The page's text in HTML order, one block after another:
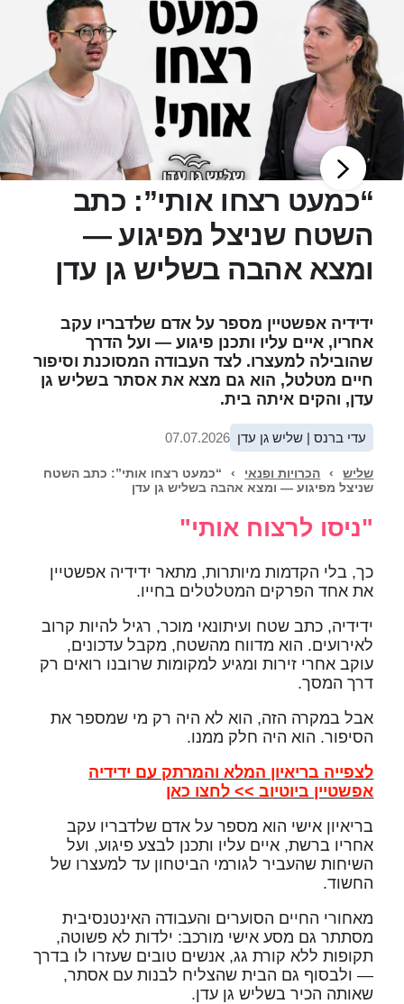
“כמעט רצחו אותי”: כתב
השטח שניצל מפיגוע —
ומצא אהבה בשליש גן עדן
ידידיה אפשטיין מספר על אדם שלדבריו עקב
אחריו, איים עליו ותכנן פיגוע — ועל הדרך
שהובילה למעצרו. לצד העבודה המסוכנת וסיפור
חיים מטלטל, הוא גם מצא את אסתר בשליש גן
עדן, והקים איתה בית.
עדי ברנס | שליש גן עדן 07.07.2026
שליש › הכרויות ופנאי ›
“כמעט רצחו אותי”: כתב השטח
שניצל מפיגוע — ומצא אהבה בשליש גן עדן
"ניסו לרצוח אותי"
כך, בלי הקדמות מיותרות, מתאר ידידיה אפשטיין
את אחד הפרקים המטלטלים בחייו.
ידידיה, כתב שטח ועיתונאי מוכר, רגיל להיות קרוב
לאירועים. הוא מדווח מהשטח, מקבל עדכונים,
עוקב אחרי זירות ומגיע למקומות שרובנו רואים רק
דרך המסך.
אבל במקרה הזה, הוא לא היה רק מי שמספר את
הסיפור. הוא היה חלק ממנו.
לצפייה בריאיון המלא והמרתק עם ידידיה
אפשטיין ביוטיוב >> לחצו כאן
בריאיון אישי הוא מספר על אדם שלדבריו עקב
אחריו ברשת, איים עליו ותכנן לבצע פיגוע, ועל
השיחות שהעביר לגורמי הביטחון עד למעצרו של
החשוד.
מאחורי החיים הסוערים והעבודה האינטנסיבית
מסתתר גם מסע אישי מורכב: ילדות לא פשוטה,
תקופות ללא קורת גג, אנשים טובים שעזרו לו בדרך
— ולבסוף גם הבית שהצליח לבנות עם אסתר,
שאותה הכיר בשליש גן עדן.